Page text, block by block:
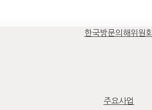
한국방문의해위원회
주요사업